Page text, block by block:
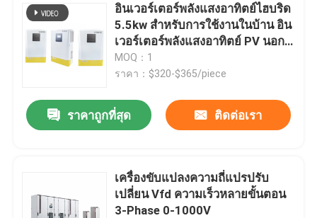
อินเวอร์เตอร์พลังแสงอาทิตย์ไฮบริด
5.5kw สําหรับการใช้งานในบ้าน อิน
เวอร์เตอร์พลังแสงอาทิตย์ PV นอก
เครือข่าย
MOQ：1
ราคา：$320-$365/piece
ราคาถูกที่สุด ติดต่อเรา
เครื่องขับแปลงความถี่แปรปรับ
เปลี่ยน Vfd ความเร็วหลายขั้นตอน
3-Phase 0-1000V